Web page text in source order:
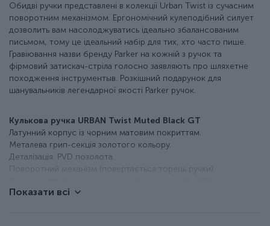
Обидві ручки представлені в колекції Urban Twist із сучасним
поворотним механізмом. Ергономічний кулеподібний силует
дозволить вам насолоджуватись ідеально збалансованим
письмом, тому це ідеальний набір для тих, хто часто пише.
Гравіювання назви бренду Parker на кожній з ручок та
фірмовий затискач-стріла голосно заявляють про шляхетне
походження інструментыв. Розкішний подарунок для
шанувальників легендарної якості Parker ручок.
Кулькова ручка URBAN Twist Muted Black GT
Латунний корпус із чорним матовим покриттям.
Металева грип-секція золотого кольору.
Деталізація: PVD позолота.
Поворотний механізм (повертається торець ручки).
Довжина ручки близько 136 мм.
Показати всі